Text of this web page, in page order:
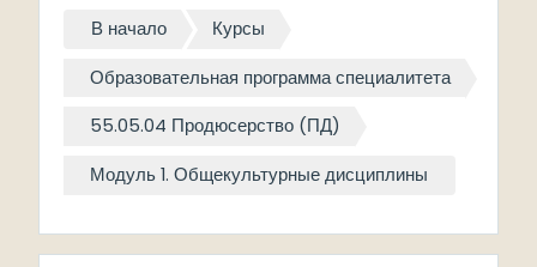
В начало Курсы
Образовательная программа специалитета
55.05.04 Продюсерство (ПД)
Модуль 1. Общекультурные дисциплины